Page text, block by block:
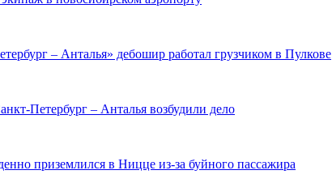
– Анталья» дебошир работал грузчиком в Пулкове
Петербург – Анталья возбудили дело
приземлился в Ницце из-за буйного пассажира